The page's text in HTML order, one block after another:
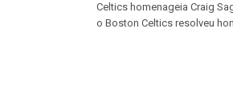
Celtics homenageia Craig
o Boston Celtics resolveu